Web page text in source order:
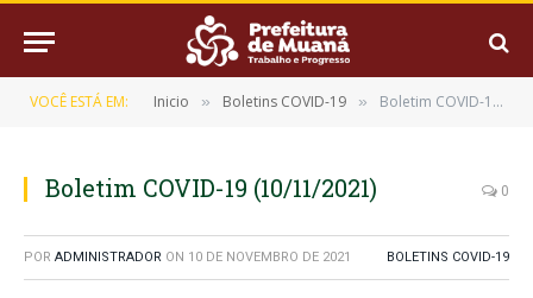
VOCÊ ESTÁ EM: Inicio » Boletins COVID-19 » Boletim COVID-19 (10/11/2021)
Boletim COVID-19 (10/11/2021) 0
POR ADMINISTRADOR ON 10 DE NOVEMBRO DE 2021 BOLETINS COVID-19